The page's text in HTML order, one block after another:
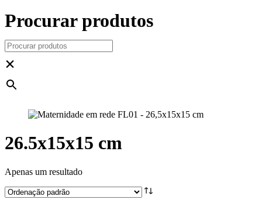
Procurar produtos
×
26.5x15x15 cm
Apenas um resultado